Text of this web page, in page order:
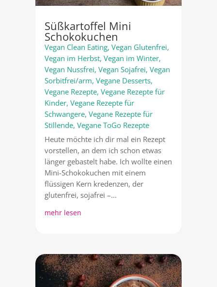
Süßkartoffel Mini
Schokokuchen
Vegan Clean Eating, Vegan Glutenfrei,
Vegan im Herbst, Vegan im Winter,
Vegan Nussfrei, Vegan Sojafrei, Vegan
Sorbitfrei/arm, Vegane Desserts,
Vegane Rezepte, Vegane Rezepte für
Kinder, Vegane Rezepte für
Schwangere, Vegane Rezepte für
Stillende, Vegane ToGo Rezepte
Heute möchte ich dir mal ein Rezept
vorstellen, an dem ich schon etwas
länger gebastelt habe. Ich wollte einen
Mini-Schokokuchen mit einem
flüssigen Kern kredenzen, der
glutenfrei, sojafrei –...
mehr lesen